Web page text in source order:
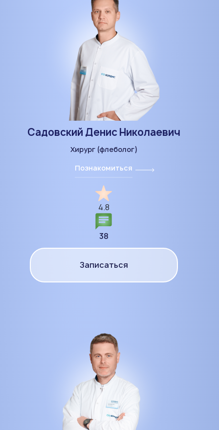
Садовский Денис Николаевич
Хирург (флеболог)
Познакомиться
4.8
38
Записаться